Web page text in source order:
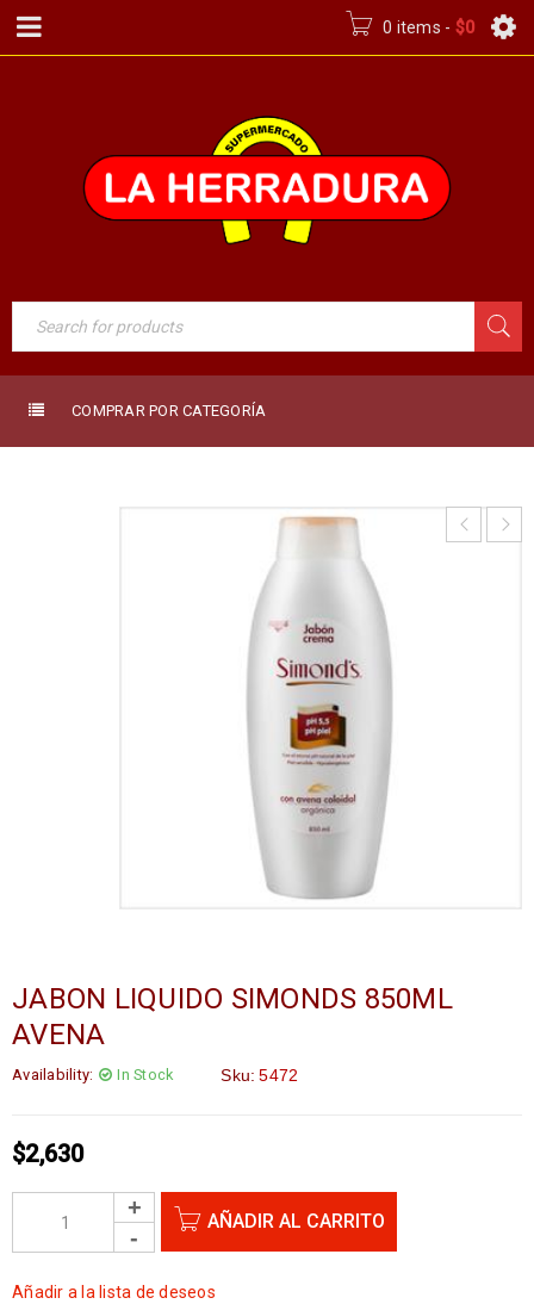
0 items - $0
COMPRAR POR CATEGORÍA
JABON LIQUIDO SIMONDS 850ML
AVENA
Availability: In Stock Sku: 5472
$2,630
AÑADIR AL CARRITO
Añadir a la lista de deseos